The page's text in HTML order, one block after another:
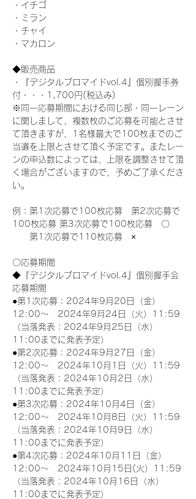
・イチゴ
・ミラン
・チャイ
・マカロン
◆販売商品
・『デジタルブロマイドvol.4』個別握手券
付・・・1,700円(税込み)
※同一応募期間における同じ部・同一レーン
に関しまして、複数枚のご応募を可能とさせ
て頂きますが、1名様最大で100枚までのご
当選を上限とさせて頂く予定です。またレー
ンの申込数によっては、上限を調整させて頂
く場合がございますので、予めご了承くださ
い。
例：第1次応募で100枚応募　第2次応募で
100枚応募 第3次応募で100枚応募　〇
第1次応募で110枚応募　×
〇応募期間
◆『デジタルブロマイドvol.4』個別握手会
応募期間
●第1次応募：2024年9月20日（金）
12:00～　2024年9月24日（火）11:59
（当落発表：2024年9月25日（水）
11:00までに発表予定）
●第2次応募：2024年9月27日（金）
12:00～　2024年10月1日（火）11:59
（当落発表：2024年10月2日（水）
11:00までに発表予定）
●第3次応募：2024年10月4日（金）
12:00～　2024年10月8日（火）11:59
（当落発表：2024年10月9日（水）
11:00までに発表予定）
●第4次応募：2024年10月11日（金）
12:00～　2024年10月15日(火）11:59
（当落発表：2024年10月16日（水）
11:00までに発表予定）